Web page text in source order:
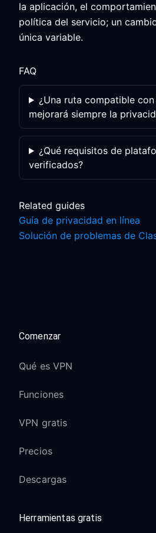
la aplicación, el
política del servicio; un
única variable.
FAQ
¿Una ruta compatible
mejorará siempre la
¿Qué requisitos de
verificados?
Related guides
Guía de privacidad en línea
Solución de problemas de
Comenzar
Qué es VPN
Funciones
VPN gratis
Precios
Descargas
Herramientas gratis